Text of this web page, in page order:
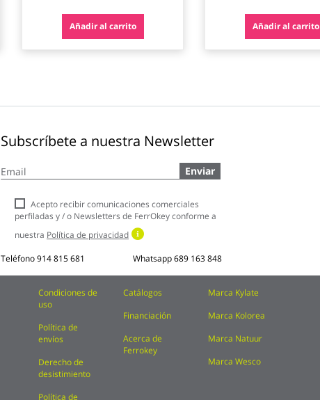
Añadir al carrito Añadir al carrito
Subscríbete a nuestra Newsletter
a
boletín
noticias:
Enviar
Acepto recibir comunicaciones comerciales
perfiladas y / o Newsletters de FerrOkey conforme a
nuestra Política de privacidad
Teléfono914 815 681 Whatsapp689 163 848
Condiciones de
uso
Política de
envíos
Derecho de
desistimiento
Política de
Catálogos
Financiación
Acerca de
Ferrokey
Marca Kylate
Marca Kolorea
Marca Natuur
Marca Wesco